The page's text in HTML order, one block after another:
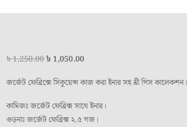
৳1,250.00Original
was:
৳ 1,250.00.
৳ 1,050.00Current
is:
৳ 1,050.00.
জর্জেট ফেব্রিক্সে সিকুয়েন্স কাজ করা ইনার সহ থ্রী পিস কালেকশন।
কামিজঃ জর্জেট ফেব্রিক্স সাথে ইনার।
ওড়নাঃ জর্জেট ফেব্রিক্স ২.৫ গজ।